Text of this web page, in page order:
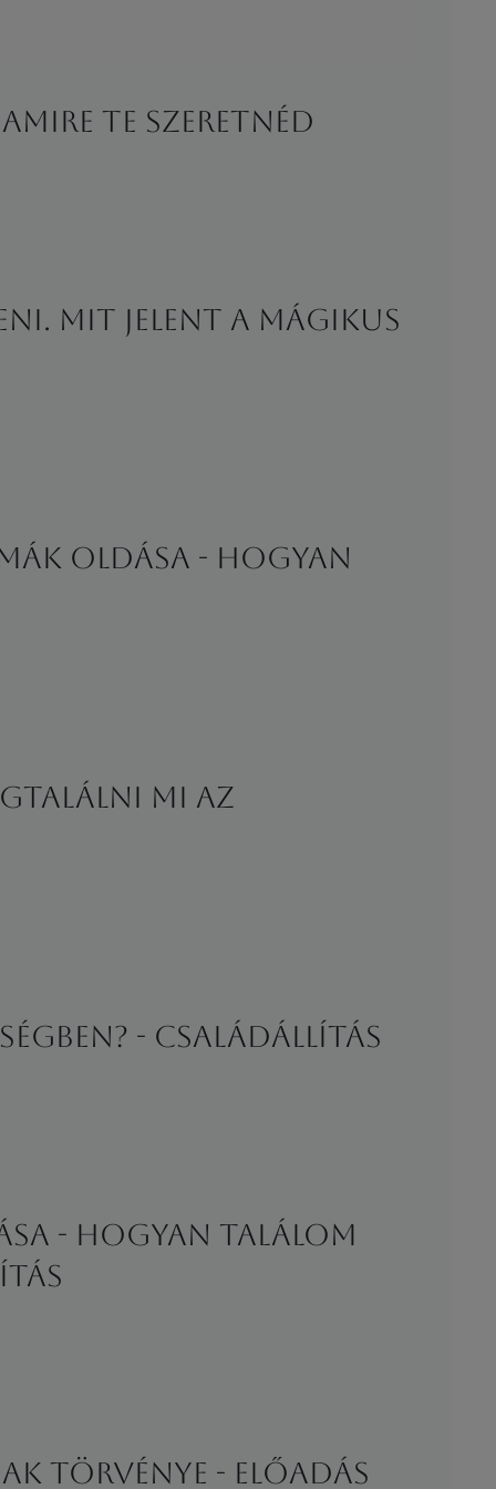
Te szeretnéd
Mit jelent a mágikus
oldása - Hogyan
mi az
- családállítás
- Hogyan találom
törvénye - előadás